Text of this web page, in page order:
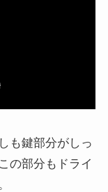
も鍵部分がしっ
の部分もドライ